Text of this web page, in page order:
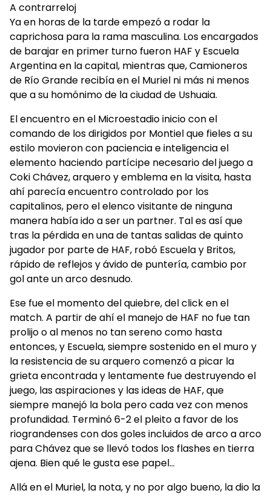
A contrarreloj
Ya en horas de la tarde empezó a rodar la
caprichosa para la rama masculina. Los encargados
de barajar en primer turno fueron HAF y Escuela
Argentina en la capital, mientras que, Camioneros
de Río Grande recibía en el Muriel ni más ni menos
que a su homónimo de la ciudad de Ushuaia.
El encuentro en el Microestadio inicio con el
comando de los dirigidos por Montiel que fieles a su
estilo movieron con paciencia e inteligencia el
elemento haciendo partícipe necesario del juego a
Coki Chávez, arquero y emblema en la visita, hasta
ahí parecía encuentro controlado por los
capitalinos, pero el elenco visitante de ninguna
manera había ido a ser un partner. Tal es así que
tras la pérdida en una de tantas salidas de quinto
jugador por parte de HAF, robó Escuela y Britos,
rápido de reflejos y ávido de puntería, cambio por
gol ante un arco desnudo.
Ese fue el momento del quiebre, del click en el
match. A partir de ahí el manejo de HAF no fue tan
prolijo o al menos no tan sereno como hasta
entonces, y Escuela, siempre sostenido en el muro y
la resistencia de su arquero comenzó a picar la
grieta encontrada y lentamente fue destruyendo el
juego, las aspiraciones y las ideas de HAF, que
siempre manejó la bola pero cada vez con menos
profundidad. Terminó 6-2 el pleito a favor de los
riograndenses con dos goles incluidos de arco a arco
para Chávez que se llevó todos los flashes en tierra
ajena. Bien qué le gusta ese papel…
Allá en el Muriel, la nota, y no por algo bueno, la dio la